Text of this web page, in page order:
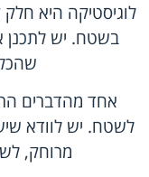
לוגיסטיקה היא
בשטח. יש לתכנן
אחד מהדברים
לשטח. יש לוודא
מרוחק,